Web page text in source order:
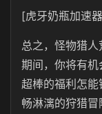
[虎牙奶瓶加速
总之，怪物猎
期间，你将有
超棒的福利怎
畅淋漓的狩猎冒